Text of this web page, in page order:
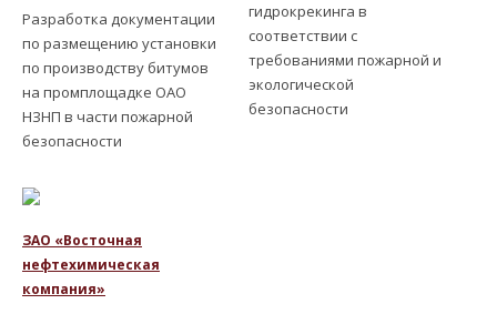
Разработка документации
по размещению установки
по производству битумов
на промплощадке ОАО
НЗНП в части пожарной
безопасности
гидрокрекинга в
соответствии с
требованиями пожарной и
экологической
безопасности
ЗАО «Восточная
нефтехимическая
компания»